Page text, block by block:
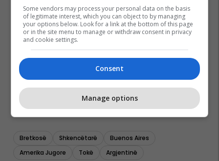
Bretkosë Shkencëtarë
Buenos Aires
Amerika Jugore
Tokë Argjentinë
Some vendors may process your personal data on the basis
of legitimate interest, which you can object to by managing
your options below. Look for a link at the bottom of this page
or in the site menu to manage or withdraw consent in privacy
and cookie settings.
Consent
Manage options